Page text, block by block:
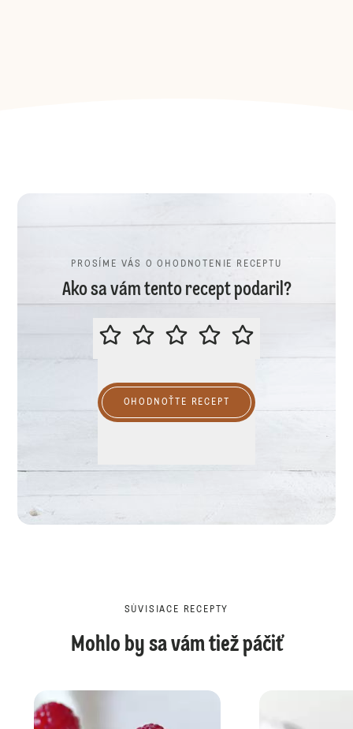
PROSÍME VÁS O OHODNOTENIE RECEPTU
Ako sa vám tento recept podaril?
PROSÍME VÁS O OHODNOTENIE
OHODNOŤTE RECEPT
SÚVISIACE RECEPTY
Mohlo by sa vám tiež páčiť